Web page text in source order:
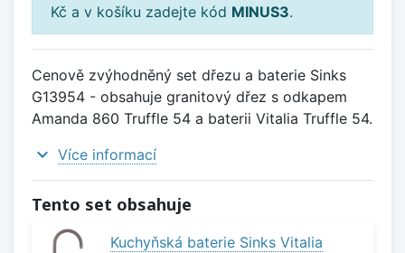
Kč a v košíku zadejte kód MINUS3.
Cenově zvýhodněný set dřezu a baterie Sinks
G13954 - obsahuje granitový dřez s odkapem
Amanda 860 Truffle 54 a baterii Vitalia Truffle 54.
expand_more Více informací
Tento set obsahuje
Kuchyňská baterie Sinks Vitalia